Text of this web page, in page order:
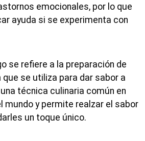
emocionales, por lo que
ayuda si se experimenta con
se refiere a la preparación de
que se utiliza para dar sabor a
técnica culinaria común en
mundo y permite realzar el sabor
un toque único.